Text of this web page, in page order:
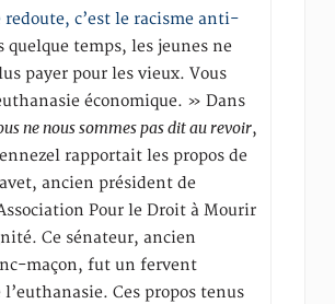
redoute, c’est le racisme anti-
quelque temps, les jeunes ne
payer pour les vieux. Vous
économique. » Dans
ne nous sommes pas dit au revoir,
rapportait les propos de
ancien président de
Pour le Droit à Mourir
Ce sénateur, ancien
maçon, fut un fervent
Ces propos tenus